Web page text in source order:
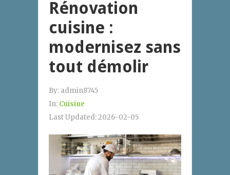
Rénovation
cuisine :
modernisez sans
tout démolir
By: admin8745
In: Cuisine
Last Updated:2026-02-05